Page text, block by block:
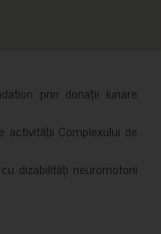
prin donații lunare
activității Complexului de
dizabilități neuromotorii